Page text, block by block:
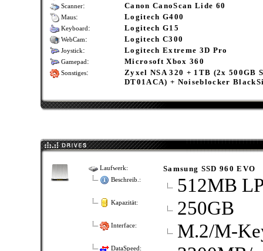
Scanner: Canon CanoScan Lide 60
Maus: Logitech G400
Keyboard: Logitech G15
WebCam: Logitech C300
Joystick: Logitech Extreme 3D Pro
Gamepad: Microsoft Xbox 360
Sonstiges:
Zyxel NSA 320 + 1TB (2x 500GB
DT01ACA) + Noiseblocker
Laufwerk: Samsung SSD 960 EVO
Beschreib.: 512MB
Kapazität: 250GB
Interface: M.2/​M-
DataSpeed: